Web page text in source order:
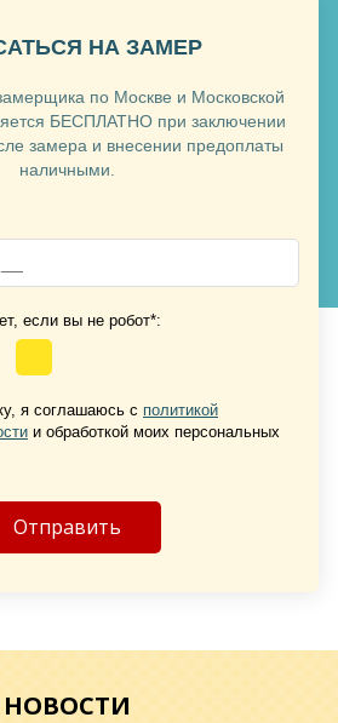
Хочу такую
Хочу такую
НА ЗАМЕР
по Москве и Московской
БЕСПЛАТНО при заключении
замера и внесении предоплаты
наличными.
если вы не робот*:
я соглашаюсь с политикой
и обработкой моих персональных
НОВОСТИ